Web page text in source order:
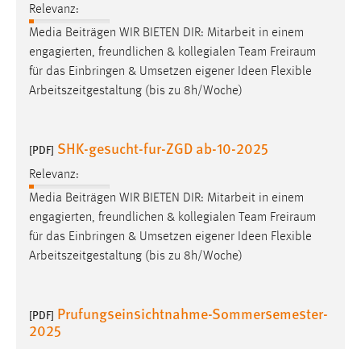
Relevanz:
Media Beiträgen WIR BIETEN DIR: Mitarbeit in einem
engagierten, freundlichen & kollegialen Team Freiraum
für das Einbringen & Umsetzen eigener Ideen Flexible
Arbeitszeitgestaltung (bis zu 8h/Woche)
[PDF] SHK-gesucht-fur-ZGD ab-10-2025
Relevanz:
Media Beiträgen WIR BIETEN DIR: Mitarbeit in einem
engagierten, freundlichen & kollegialen Team Freiraum
für das Einbringen & Umsetzen eigener Ideen Flexible
Arbeitszeitgestaltung (bis zu 8h/Woche)
[PDF] Prufungseinsichtnahme-Sommersemester-
2025